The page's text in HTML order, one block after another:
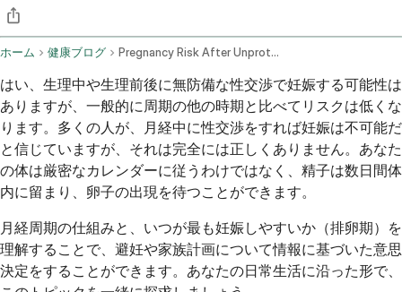
ホーム 健康ブログ Pregnancy Risk After Unprotected Sex Near Menstruation
はい、生理中や生理前後に無防備な性交渉で妊娠する可能性は
ありますが、一般的に周期の他の時期と比べてリスクは低くな
ります。多くの人が、月経中に性交渉をすれば妊娠は不可能だ
と信じていますが、それは完全には正しくありません。あなた
の体は厳密なカレンダーに従うわけではなく、精子は数日間体
内に留まり、卵子の出現を待つことができます。
月経周期の仕組みと、いつが最も妊娠しやすいか（排卵期）を
理解することで、避妊や家族計画について情報に基づいた意思
決定をすることができます。あなたの日常生活に沿った形で、